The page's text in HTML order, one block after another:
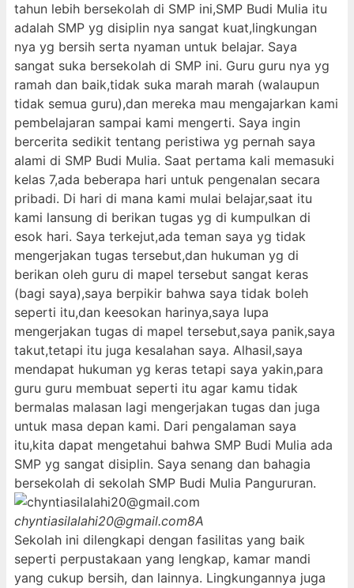
tahun lebih bersekolah di SMP ini,SMP Budi Mulia itu
adalah SMP yg disiplin nya sangat kuat,lingkungan
nya yg bersih serta nyaman untuk belajar. Saya
sangat suka bersekolah di SMP ini. Guru guru nya yg
ramah dan baik,tidak suka marah marah (walaupun
tidak semua guru),dan mereka mau mengajarkan kami
pembelajaran sampai kami mengerti. Saya ingin
bercerita sedikit tentang peristiwa yg pernah saya
alami di SMP Budi Mulia. Saat pertama kali memasuki
kelas 7,ada beberapa hari untuk pengenalan secara
pribadi. Di hari di mana kami mulai belajar,saat itu
kami lansung di berikan tugas yg di kumpulkan di
esok hari. Saya terkejut,ada teman saya yg tidak
mengerjakan tugas tersebut,dan hukuman yg di
berikan oleh guru di mapel tersebut sangat keras
(bagi saya),saya berpikir bahwa saya tidak boleh
seperti itu,dan keesokan harinya,saya lupa
mengerjakan tugas di mapel tersebut,saya panik,saya
takut,tetapi itu juga kesalahan saya. Alhasil,saya
mendapat hukuman yg keras tetapi saya yakin,para
guru guru membuat seperti itu agar kamu tidak
bermalas malasan lagi mengerjakan tugas dan juga
untuk masa depan kami. Dari pengalaman saya
itu,kita dapat mengetahui bahwa SMP Budi Mulia ada
SMP yg sangat disiplin. Saya senang dan bahagia
bersekolah di sekolah SMP Budi Mulia Pangururan.
chyntiasilalahi20@gmail.com8A
Sekolah ini dilengkapi dengan fasilitas yang baik
seperti perpustakaan yang lengkap, kamar mandi
yang cukup bersih, dan lainnya. Lingkungannya juga